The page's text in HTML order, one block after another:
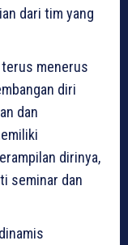
dari tim yang
menerus
diri
dan
dirinya,
seminar dan